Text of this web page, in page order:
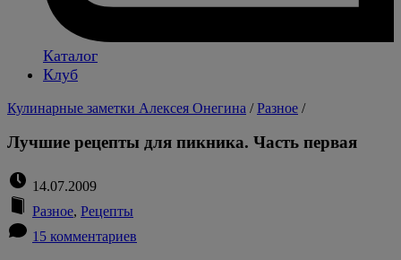
Каталог
Клуб
Кулинарные заметки Алексея Онегина /Разное /
Лучшие рецепты для пикника. Часть первая
14.07.2009
Разное, Рецепты
15 комментариев